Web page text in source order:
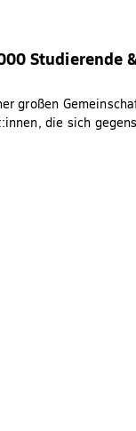
Studierende
großen
die sich